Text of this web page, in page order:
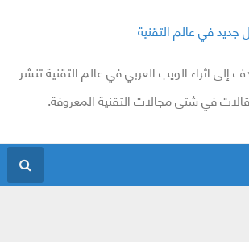
جديد في عالم التقنية
إلى اثراء الويب العربي في عالم التقنية تنشر
في شتى مجالات التقنية المعروفة.